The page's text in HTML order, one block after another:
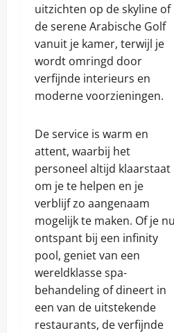
uitzichten op de skyline of
de serene Arabische Golf
vanuit je kamer, terwijl je
wordt omringd door
verfijnde interieurs en
moderne voorzieningen.
De service is warm en
attent, waarbij het
personeel altijd klaarstaat
om je te helpen en je
verblijf zo aangenaam
mogelijk te maken. Of je nu
ontspant bij een infinity
pool, geniet van een
wereldklasse spa-
behandeling of dineert in
een van de uitstekende
restaurants, de verfijnde